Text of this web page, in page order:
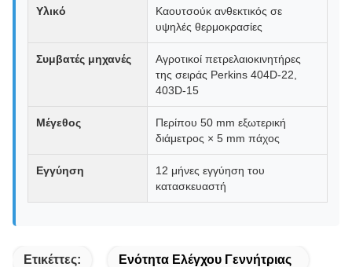
Υλικό
Καουτσούκ ανθεκτικός σε
υψηλές θερμοκρασίες
Συμβατές μηχανές
Αγροτικοί πετρελαιοκινητήρες
της σειράς Perkins 404D-22,
403D-15
Μέγεθος
Περίπου 50 mm εξωτερική
διάμετρος × 5 mm πάχος
Εγγύηση
12 μήνες εγγύηση του
κατασκευαστή
Ετικέττες: Ενότητα Ελέγχου Γεννήτριας